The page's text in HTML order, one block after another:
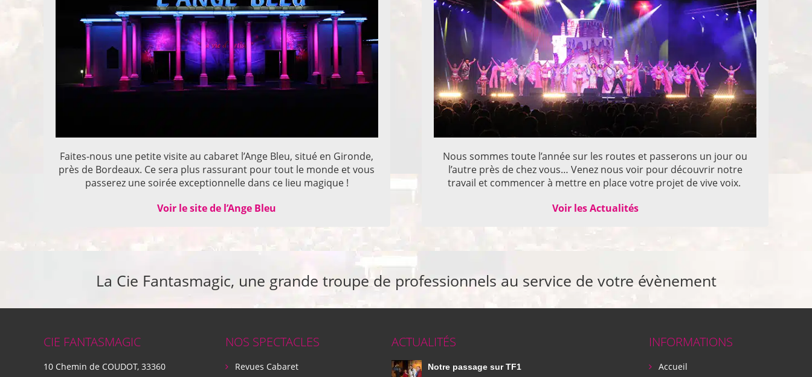
Faites-nous une petite visite au cabaret l’Ange Bleu, situé en Gironde,
près de Bordeaux. Ce sera plus rassurant pour tout le monde et vous
passerez une soirée exceptionnelle dans ce lieu magique !
Voir le site de l’Ange Bleu
Nous sommes toute l’année sur les routes et passerons un jour ou
l’autre près de chez vous… Venez nous voir pour découvrir notre
travail et commencer à mettre en place votre projet de vive voix.
Voir les Actualités
La Cie Fantasmagic, une grande troupe de professionnels au service de votre évènement
CIE FANTASMAGIC
10 Chemin de COUDOT, 33360
NOS SPECTACLES
Revues Cabaret
ACTUALITÉS
Notre passage sur TF1
INFORMATIONS
Accueil